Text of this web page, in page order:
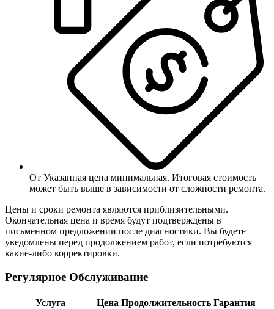
От Указанная цена минимальная. Итоговая стоимость
может быть выше в зависимости от сложности ремонта.
Цены и сроки ремонта являются приблизительными.
Окончательная цена и время будут подтверждены в
письменном предложении после диагностики. Вы будете
уведомлены перед продолжением работ, если потребуются
какие-либо корректировки.
Регулярное Обслуживание
Услуга Цена Продолжительность Гарантия